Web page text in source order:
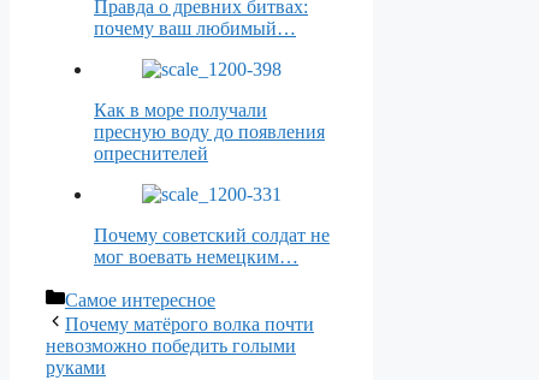
Правда о древних битвах:
почему ваш любимый…
Как в море получали
пресную воду до появления
опреснителей
Почему советский солдат не
мог воевать немецким…
Рубрики
Самое интересное
Почему матёрого волка почти
невозможно победить голыми
руками